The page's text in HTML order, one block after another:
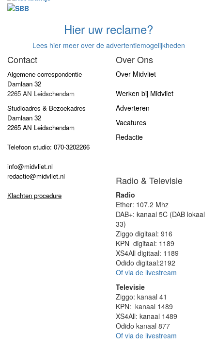
Hier uw reclame?
Lees hier meer over de advertentiemogelijkheden
Contact
Algemene correspondentie
Damlaan 32
2265 AN Leidschendam
Studioadres & Bezoekadres
Damlaan 32
2265 AN Leidschendam
Telefoon studio: 070-3202266
info@midvliet.nl
redactie@midvliet.nl
Klachten procedure
Over Ons
Over Midvliet
Werken bij Midvliet
Adverteren
Vacatures
Redactie
Radio & Televisie
Radio
Ether: 107.2 Mhz
DAB+: kanaal 5C (DAB lokaal
33)
Ziggo digitaal: 916
KPN digitaal: 1189
XS4All digitaal: 1189
Odido digitaal:2192
Of via de livestream
Televisie
Ziggo: kanaal 41
KPN: kanaal 1489
XS4All: kanaal 1489
Odido kanaal 877
Of via de livestream